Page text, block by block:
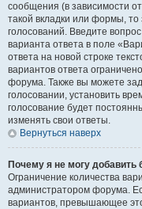
сообщения (в зависимости
такой вкладки или формы,
голосований. Введите
варианта ответа в поле
ответа на новой строке
вариантов ответа
форума. Также вы можете
голосовании, установить
голосование будет
изменять свои ответы.
Вернуться наверх
Почему я не могу добавить
Ограничение количества
администратором форума.
вариантов, превышающее